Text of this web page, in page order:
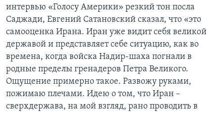
интервью «Голосу Америки» резкий тон посла
Саджади, Евгений Сатановский сказал, что «это
самооценка Ирана. Иран уже видит себя великой
державой и представляет себе ситуацию, как во
времена, когда войска Надир-шаха погнали в
родные пределы гренадеров Петра Великого.
Ощущение примерно такое. Развожу руками,
пожимаю плечами. Идею о том, что Иран –
сверхдержава, на мой взгляд, рано проводить в